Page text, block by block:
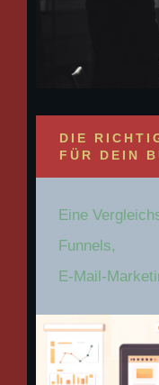
DIE
FÜR DEIN
Eine
Funnels,
E-Mail-